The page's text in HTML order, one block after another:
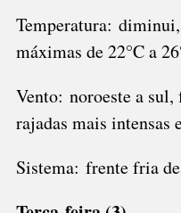
Temperatura:
máximas de 22°C a
Vento: noroeste a
rajadas mais
Sistema: frente fria